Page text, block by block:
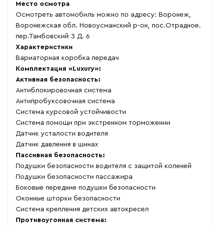
Место осмотра
Осмотреть автомобиль можно по адресу: Воронеж,
Воронежская обл. Новоусманский р-он, пос.Отрадное.
пер.Тамбовский З Д. 6
Характеристики
Вариаторная коробка передач
Комплектация «Luxury»:
Активная безопасность:
Антиблокировочная система
Антипробуксовочная система
Система курсовой устойчивости
Система помощи при экстренном торможении
Датчик усталости водителя
Датчик давления в шинах
Пассивная безопасность:
Подушки безопасности водителя с защитой коленей
Подушки безопасности пассажира
Боковые передние подушки безопасности
Оконные шторки безопасности
Система крепления детских автокресел
Противоугонная система: